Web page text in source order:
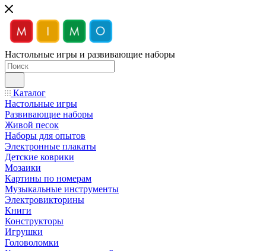
Настольные игры и развивающие наборы
Каталог
Настольные игры
Развивающие наборы
Живой песок
Наборы для опытов
Электронные плакаты
Детские коврики
Мозаики
Картины по номерам
Музыкальные инструменты
Электровикторины
Книги
Конструкторы
Игрушки
Головоломки